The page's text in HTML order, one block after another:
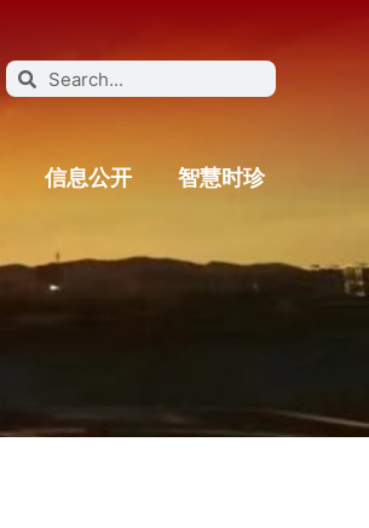
信息公开 智慧时珍